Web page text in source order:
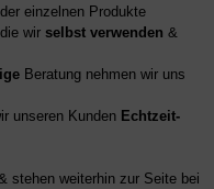
der einzelnen Produkte
wir selbst verwenden &
Beratung nehmen wir uns
unseren Kunden Echtzeit-
stehen weiterhin zur Seite bei